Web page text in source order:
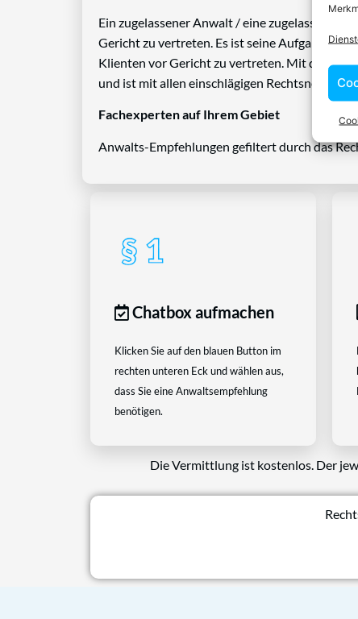
Ein zugelassener Anwalt / eine zugelassen
Gericht zu vertreten. Es ist seine Aufgabe,
Klienten vor Gericht zu vertreten. Mit diesem
und ist mit allen einschlägigen Rechtsnormen
Fachexperten auf Ihrem Gebiet
Anwalts-Empfehlungen gefiltert durch das
Chatbox aufmachen
Klicken Sie auf den blauen Button im
rechten unteren Eck und wählen aus,
dass Sie eine Anwaltsempfehlung
benötigen.
Die Vermittlung ist kostenlos. Der